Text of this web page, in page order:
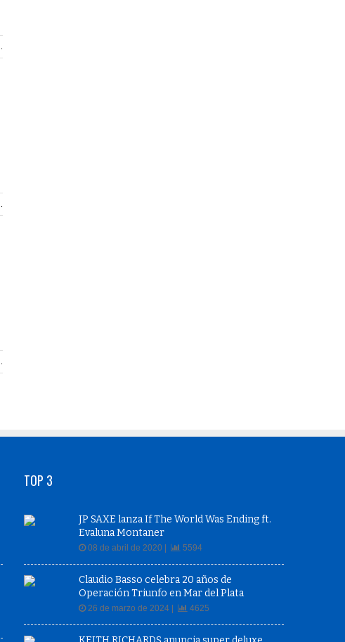
TOP 3
JP SAXE lanza If The World Was Ending ft.
Evaluna Montaner
08 de abril de 2020 | 5594
Claudio Basso celebra 20 años de
Operación Triunfo en Mar del Plata
26 de marzo de 2024 | 4625